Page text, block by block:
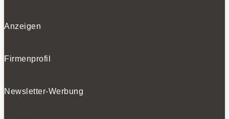
Anzeigen
Firmenprofil
Newsletter-Werbung